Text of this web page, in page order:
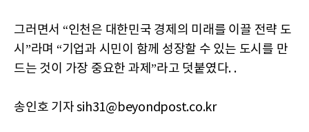
그러면서 “인천은 대한민국 경제의 미래를 이끌 전략 도
시”라며 “기업과 시민이 함께 성장할 수 있는 도시를 만
드는 것이 가장 중요한 과제”라고 덧붙였다. .
송인호 기자 sih31@beyondpost.co.kr